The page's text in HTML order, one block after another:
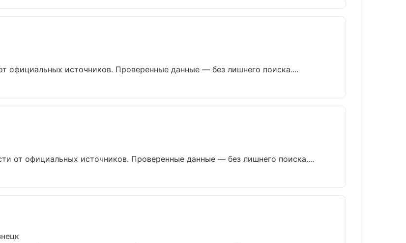
источников. Проверенные данные — без лишнего поиска....
от официальных источников. Проверенные данные — без лишнего поиска....